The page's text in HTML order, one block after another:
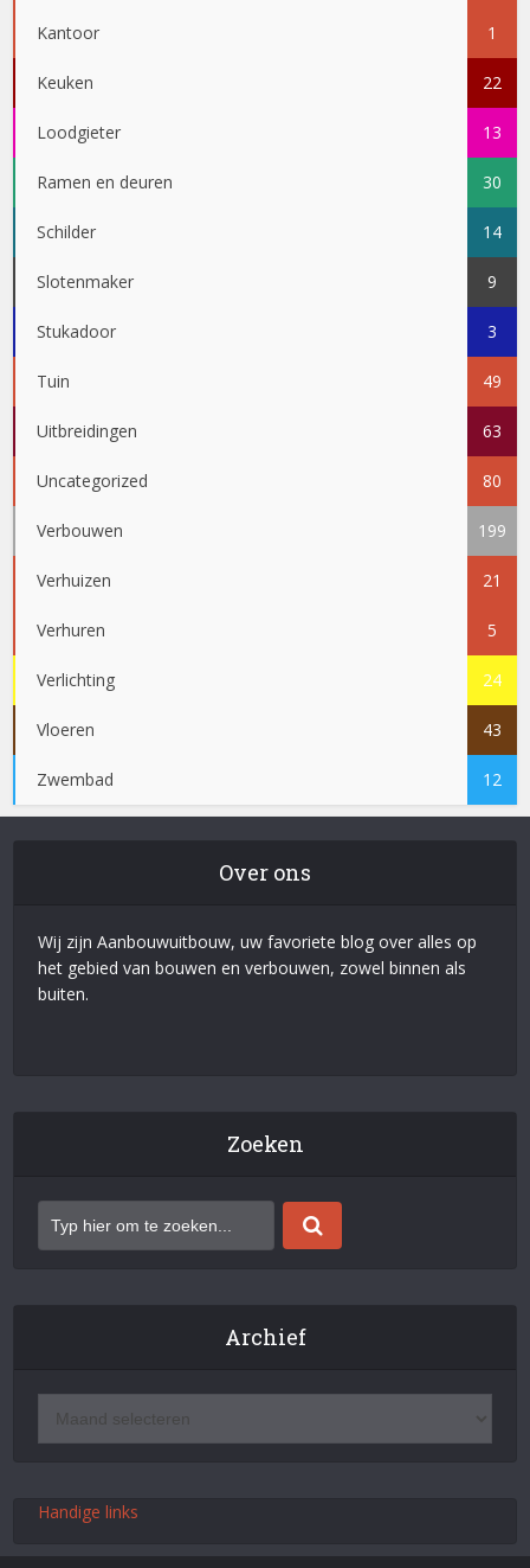
Kantoor 1
Keuken 22
Loodgieter 13
Ramen en deuren 30
Schilder 14
Slotenmaker 9
Stukadoor 3
Tuin 49
Uitbreidingen 63
Uncategorized 80
Verbouwen 199
Verhuizen 21
Verhuren 5
Verlichting 24
Vloeren 43
Zwembad 12
Over ons
Wij zijn Aanbouwuitbouw, uw favoriete blog over alles op
het gebied van bouwen en verbouwen, zowel binnen als
buiten.
Zoeken
Archief
Handige links